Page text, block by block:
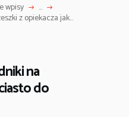
wpisy ...
z opiekacza jak...
na
do